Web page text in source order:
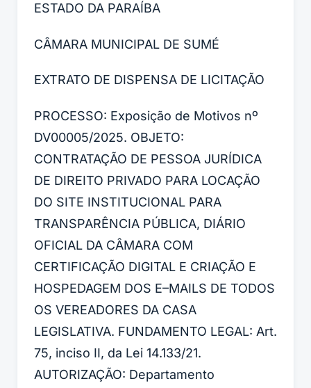
ESTADO DA PARAÍBA
CÂMARA MUNICIPAL DE SUMÉ
EXTRATO DE DISPENSA DE LICITAÇÃO
PROCESSO: Exposição de Motivos nº
DV00005/2025. OBJETO:
CONTRATAÇÃO DE PESSOA JURÍDICA
DE DIREITO PRIVADO PARA LOCAÇÃO
DO SITE INSTITUCIONAL PARA
TRANSPARÊNCIA PÚBLICA, DIÁRIO
OFICIAL DA CÂMARA COM
CERTIFICAÇÃO DIGITAL E CRIAÇÃO E
HOSPEDAGEM DOS E–MAILS DE TODOS
OS VEREADORES DA CASA
LEGISLATIVA. FUNDAMENTO LEGAL: Art.
75, inciso II, da Lei 14.133/21.
AUTORIZAÇÃO: Departamento